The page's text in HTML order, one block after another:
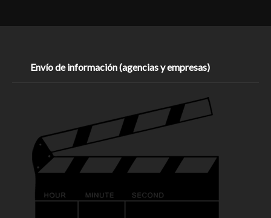
Envío de información (agencias y empresas)